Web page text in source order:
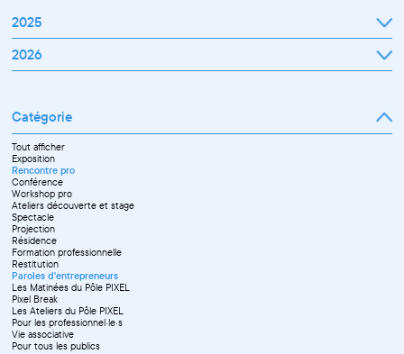
2025
Janvier
Février
Mars
Juin
Juillet
Septembre
Octobre
Novembre
Décembre
2026
Avril
Mai
Juin
Septembre
Octobre
Novembre
Catégorie
Tout afficher
Exposition
Rencontre pro
Conférence
Workshop pro
Ateliers découverte et stage
Spectacle
Projection
Résidence
Formation professionnelle
Restitution
Paroles d'entrepreneurs
Les Matinées du Pôle PIXEL
Pixel Break
Les Ateliers du Pôle PIXEL
Pour les professionnel·le·s
Vie associative
Pour tous les publics